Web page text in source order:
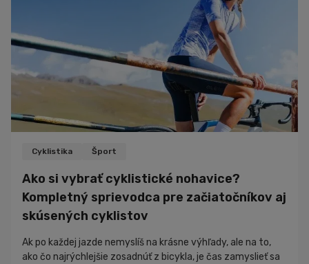
Cyklistika Šport
Ako si vybrať cyklistické nohavice?
Kompletný sprievodca pre začiatočníkov aj
skúsených cyklistov
Ak po každej jazde nemyslíš na krásne výhľady, ale na to,
ako čo najrýchlejšie zosadnúť z bicykla, je čas zamyslieť sa